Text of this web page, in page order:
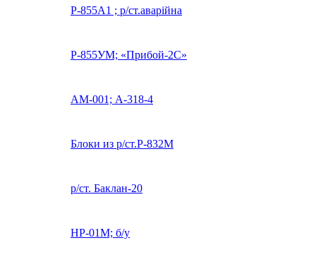
Р-855А1 ; р/ст.аварійна
Р-855УМ; «Прибой-2С»
АМ-001; А-318-4
Блоки из р/ст.Р-832М
р/ст. Баклан-20
НР-01М; б/у